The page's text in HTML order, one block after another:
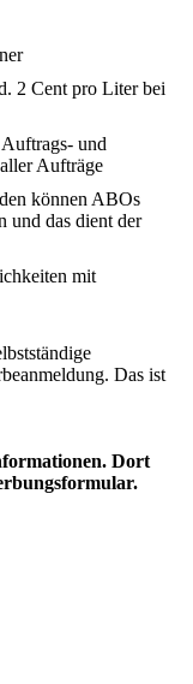
2 Cent pro Liter bei
und
Aufträge
können ABOs
und das dient der
mit
Das ist
Dort